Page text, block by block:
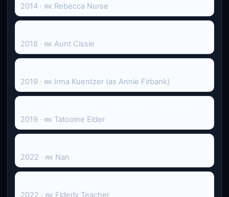
2014 · як Rebecca Nurse
2018 · як Aunt Cissie
2019 · як Irma Kuentzer (as Annie Firbank)
2019 · як Tatooine Elder
2022 · як Nan
2022 · як Elderly Teacher